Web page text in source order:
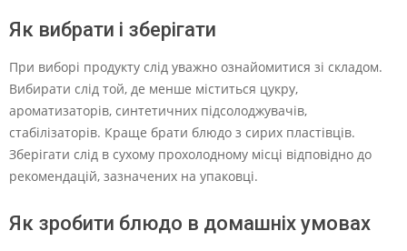
Як вибрати і зберігати
При виборі продукту слід уважно ознайомитися зі складом.
Вибирати слід той, де менше міститься цукру,
ароматизаторів, синтетичних підсолоджувачів,
стабілізаторів. Краще брати блюдо з сирих пластівців.
Зберігати слід в сухому прохолодному місці відповідно до
рекомендацій, зазначених на упаковці.
Як зробити блюдо в домашніх умовах